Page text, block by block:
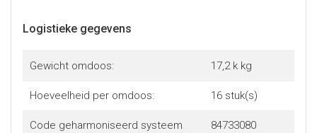
Logistieke gegevens
Gewicht omdoos: 17,2 k kg
Hoeveelheid per omdoos: 16 stuk(s)
Code geharmoniseerd systeem
84733080